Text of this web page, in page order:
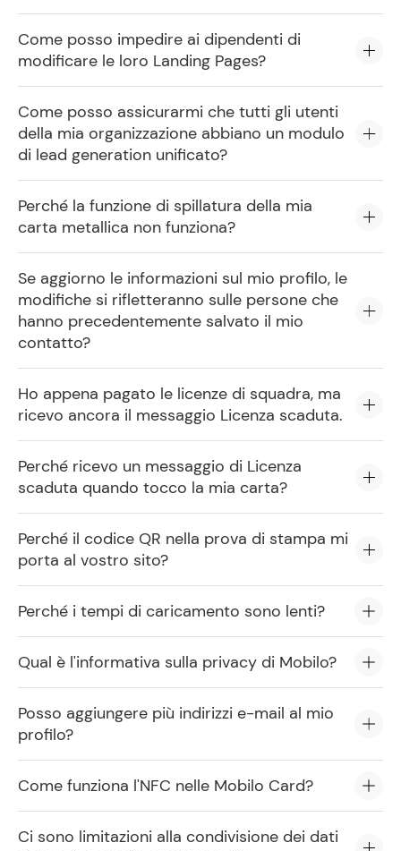
Come posso impedire ai dipendenti di
modificare le loro Landing Pages?
Come posso assicurarmi che tutti gli utenti
della mia organizzazione abbiano un modulo
di lead generation unificato?
Perché la funzione di spillatura della mia
carta metallica non funziona?
Se aggiorno le informazioni sul mio profilo, le
modifiche si rifletteranno sulle persone che
hanno precedentemente salvato il mio
contatto?
Ho appena pagato le licenze di squadra, ma
ricevo ancora il messaggio Licenza scaduta.
Perché ricevo un messaggio di Licenza
scaduta quando tocco la mia carta?
Perché il codice QR nella prova di stampa mi
porta al vostro sito?
Perché i tempi di caricamento sono lenti?
Qual è l'informativa sulla privacy di Mobilo?
Posso aggiungere più indirizzi e-mail al mio
profilo?
Come funziona l'NFC nelle Mobilo Card?
Ci sono limitazioni alla condivisione dei dati